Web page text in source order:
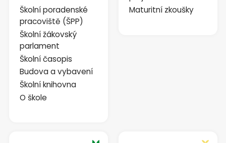
Školní poradenské
pracoviště (ŠPP)
Školní žákovský
parlament
Školní časopis
Budova a vybavení
Školní knihovna
O škole
Maturitní zkoušky